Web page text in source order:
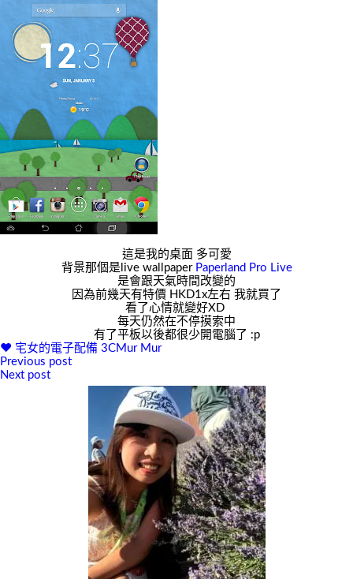
這是我的桌面 多可愛
背景那個是live wallpaper Paperland Pro Live
是會跟天氣時間改變的
因為前幾天有特價 HKD1x左右 我就買了
看了心情就變好XD
每天仍然在不停摸索中
有了平板以後都很少開電腦了 :p
♥ 宅女的電子配備 3CMur Mur
文
Previous post
Next post